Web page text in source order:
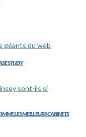
STUDY
LES MEILLEURS CABINETS